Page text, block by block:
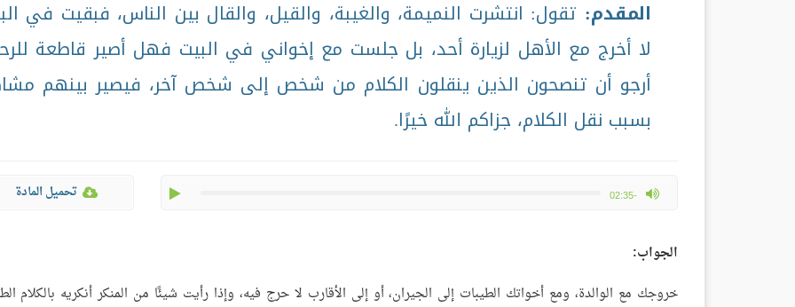
المقدم: تقول: انتشرت النميمة، والغيبة، والقيل، والقال بين الناس، فبقيت في
لا أخرج مع الأهل لزيارة أحد، بل جلست مع إخواني في البيت فهل أصير قاطعة
أرجو أن تنصحون الذين ينقلون الكلام من شخص إلى شخص آخر، فيصير بينهم
بسبب نقل الكلام، جزاكم الله خيرًا.
-02:35
max volume تحميل المادة
الجواب:
خروجك مع الوالدة، ومع أخواتك الطيبات إلى الجيران، أو إلى الأقارب لا حرج فيه، وإذا رأيت شيئًا من المنكر أنكريه بالكلام